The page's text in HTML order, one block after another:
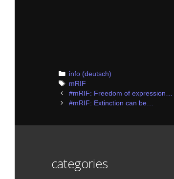
Categories
info (deutsch)
Tags
mRIF
Post
navigation
#mRIF: Freedom of expression…
#mRIF: Extinction can be…
categories